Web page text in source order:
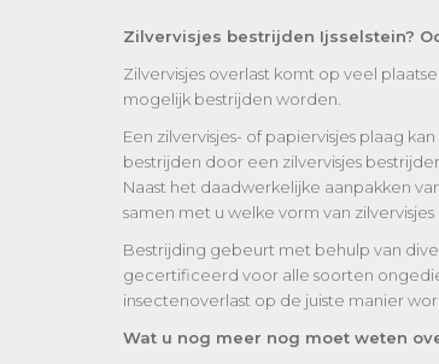
Zilvervisjes bestrijden Ijsselstein?
Zilvervisjes overlast komt op veel
mogelijk bestrijden worden.
Een zilvervisjes- of papiervisjes plaag
bestrijden door een zilvervisjes
Naast het daadwerkelijke aanpakken
samen met u welke vorm van
Bestrijding gebeurt met behulp van
gecertificeerd voor alle soorten
insectenoverlast op de juiste manier
Wat u nog meer nog moet weten